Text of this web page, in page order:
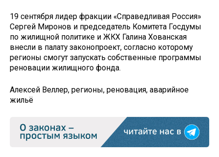
19 сентября лидер фракции «Справедливая Россия»
Сергей Миронов и председатель Комитета Госдумы
по жилищной политике и ЖКХ Галина Хованская
внесли в палату законопроект, согласно которому
регионы смогут запускать собственные программы
реновации жилищного фонда.
Алексей Веллер, регионы, реновация, аварийное
жильё